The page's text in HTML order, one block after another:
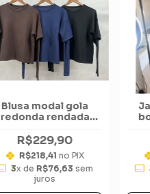
Blusa modal gola
redonda rendada
R$229,90
R$218,41 no PIX
3x de R$76,63 sem
juros